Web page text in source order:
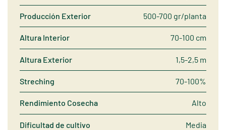
Producción Exterior 500-700 gr/planta
Altura Interior 70-100 cm
Altura Exterior 1,5-2,5 m
Streching 70-100%
Rendimiento Cosecha Alto
Dificultad de cultivo Media